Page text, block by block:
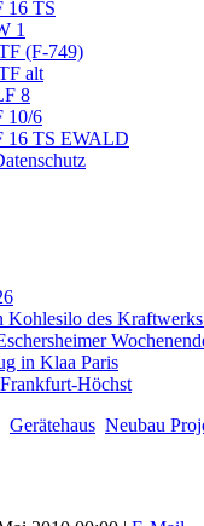
16 TS
1
(F-749)
alt
8
10/6
16 TS EWALD
Kohlesilo des
in Klaa Paris
Höchst
Gerätehaus Neubau